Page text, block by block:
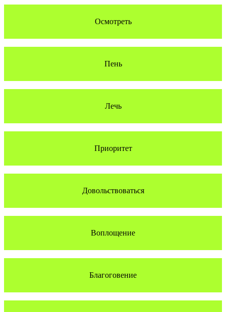
Осмотреть
Пень
Лечь
Приоритет
Довольствоваться
Воплощение
Благоговение